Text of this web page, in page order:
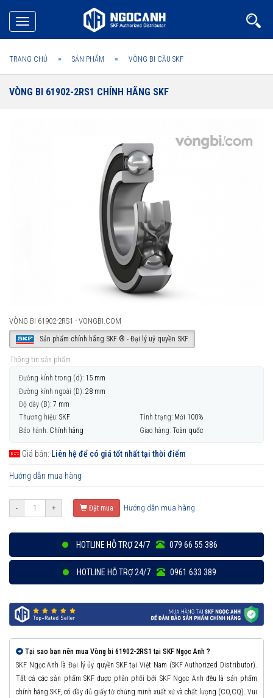
Toggle
navigation
TRANG CHỦ SẢN PHẨM VÒNG BI CẦU SKF
VÒNG BI 61902-2RS1 CHÍNH HÃNG SKF
VÒNG BI 61902-2RS1 - VONGBI.COM
Sản phẩm chính hãng SKF ® - Đại lý uỷ quyền SKF
Thông tin sản phẩm
Đường kính trong (d): 15 mm
Đường kính ngoài (D): 28 mm
Độ dày (B): 7 mm
Thương hiệu: SKF Tình trạng: Mới 100%
Bảo hành: Chính hãng Giao hàng: Toàn quốc
Giá bán: Liên hệ để có giá tốt nhất tại thời điểm
Hướng dẫn mua hàng
- + Đặt mua Hướng dẫn mua hàng
HOTLINE HỖ TRỢ 24/7 079 66 55 386
HOTLINE HỖ TRỢ 24/7 0961 633 389
Tại sao bạn nên mua Vòng bi 61902-2RS1 tại SKF Ngọc Anh ?
SKF Ngọc Anh là Đại lý ủy quyền SKF tại Việt Nam (SKF Authorized Distributor).
Tất cả các sản phẩm SKF được phân phối bởi SKF Ngọc Anh đều là sản phẩm
chính hãng SKF, có đầy đủ giấy tờ chứng minh xuất xứ và chất lượng (CO,CQ). Vui